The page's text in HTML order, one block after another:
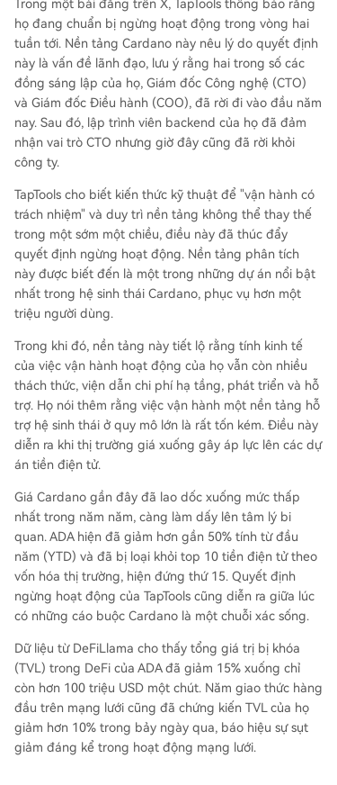
Trong một bài đăng trên X, TapTools thông báo rằng
họ đang chuẩn bị ngừng hoạt động trong vòng hai
tuần tới. Nền tảng Cardano này nêu lý do quyết định
này là vấn đề lãnh đạo, lưu ý rằng hai trong số các
đồng sáng lập của họ, Giám đốc Công nghệ (CTO)
và Giám đốc Điều hành (COO), đã rời đi vào đầu năm
nay. Sau đó, lập trình viên backend của họ đã đảm
nhận vai trò CTO nhưng giờ đây cũng đã rời khỏi
công ty.
TapTools cho biết kiến thức kỹ thuật để "vận hành có
trách nhiệm" và duy trì nền tảng không thể thay thế
trong một sớm một chiều, điều này đã thúc đẩy
quyết định ngừng hoạt động. Nền tảng phân tích
này được biết đến là một trong những dự án nổi bật
nhất trong hệ sinh thái Cardano, phục vụ hơn một
triệu người dùng.
Trong khi đó, nền tảng này tiết lộ rằng tính kinh tế
của việc vận hành hoạt động của họ vẫn còn nhiều
thách thức, viện dẫn chi phí hạ tầng, phát triển và hỗ
trợ. Họ nói thêm rằng việc vận hành một nền tảng hỗ
trợ hệ sinh thái ở quy mô lớn là rất tốn kém. Điều này
diễn ra khi thị trường giá xuống gây áp lực lên các dự
án tiền điện tử.
Giá Cardano gần đây đã lao dốc xuống mức thấp
nhất trong năm năm, càng làm dấy lên tâm lý bi
quan. ADA hiện đã giảm hơn gần 50% tính từ đầu
năm (YTD) và đã bị loại khỏi top 10 tiền điện tử theo
vốn hóa thị trường, hiện đứng thứ 15. Quyết định
ngừng hoạt động của TapTools cũng diễn ra giữa lúc
có những cáo buộc Cardano là một chuỗi xác sống.
Dữ liệu từ DeFiLlama cho thấy tổng giá trị bị khóa
(TVL) trong DeFi của ADA đã giảm 15% xuống chỉ
còn hơn 100 triệu USD một chút. Năm giao thức hàng
đầu trên mạng lưới cũng đã chứng kiến TVL của họ
giảm hơn 10% trong bảy ngày qua, báo hiệu sự sụt
giảm đáng kể trong hoạt động mạng lưới.